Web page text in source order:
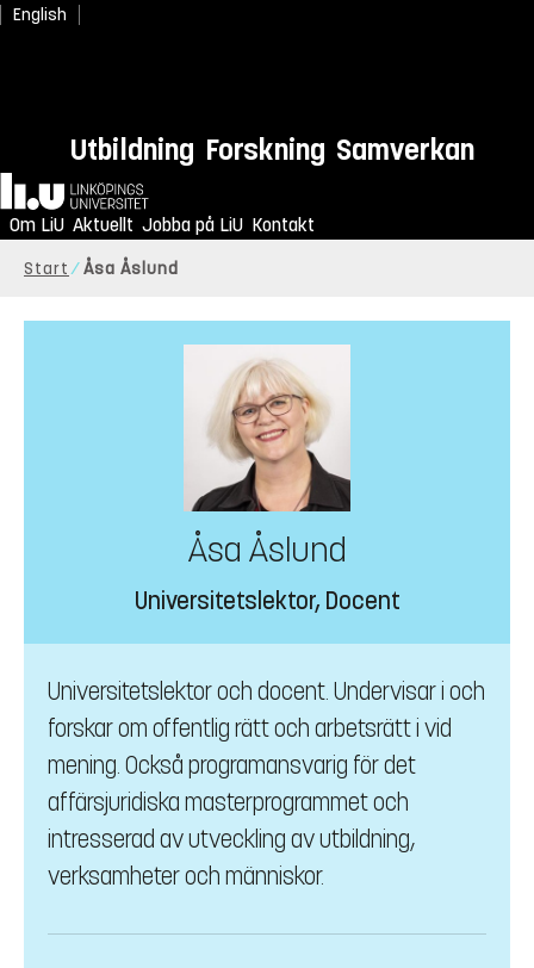
English
Utbildning Forskning Samverkan
Hem
Om LiU Aktuellt Jobba på LiU Kontakt
Start Åsa Åslund
Åsa Åslund
Universitetslektor, Docent
Universitetslektor och docent. Undervisar i och
forskar om offentlig rätt och arbetsrätt i vid
mening. Också programansvarig för det
affärsjuridiska masterprogrammet och
intresserad av utveckling av utbildning,
verksamheter och människor.